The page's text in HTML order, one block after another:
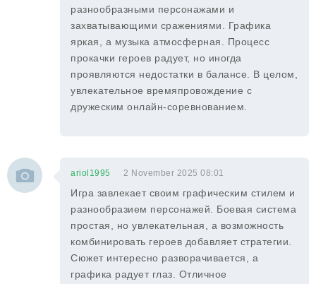
разнообразными персонажами и
захватывающими сражениями. Графика
яркая, а музыка атмосферная. Процесс
прокачки героев радует, но иногда
проявляются недостатки в балансе. В целом,
увлекательное времяпровождение с
дружеским онлайн-соревнованием.
ariol1995 2 November 2025 08:01
Игра завлекает своим графическим стилем и
разнообразием персонажей. Боевая система
простая, но увлекательная, а возможность
комбинировать героев добавляет стратегии.
Сюжет интересно разворачивается, а
графика радует глаз. Отличное